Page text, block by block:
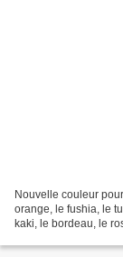
Nouvelle couleur
orange, le fushia, le
kaki, le bordeau, le